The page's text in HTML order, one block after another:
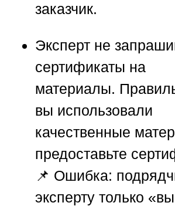
заказчик.
Эксперт не
сертификаты на
материалы.
вы использовали
качественные
предоставьте
📌 Ошибка:
эксперту только